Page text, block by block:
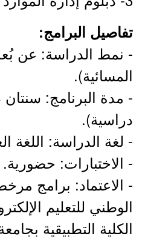
تفاصيل البرامج:
- نمط الدراسة: عن
المسائية).
دراسية).
- لغة الدراسة: اللغة
- الاختبارات: حضورية.
- الاعتماد: برامج
الوطني للتعليم
الكلية التطبيقية